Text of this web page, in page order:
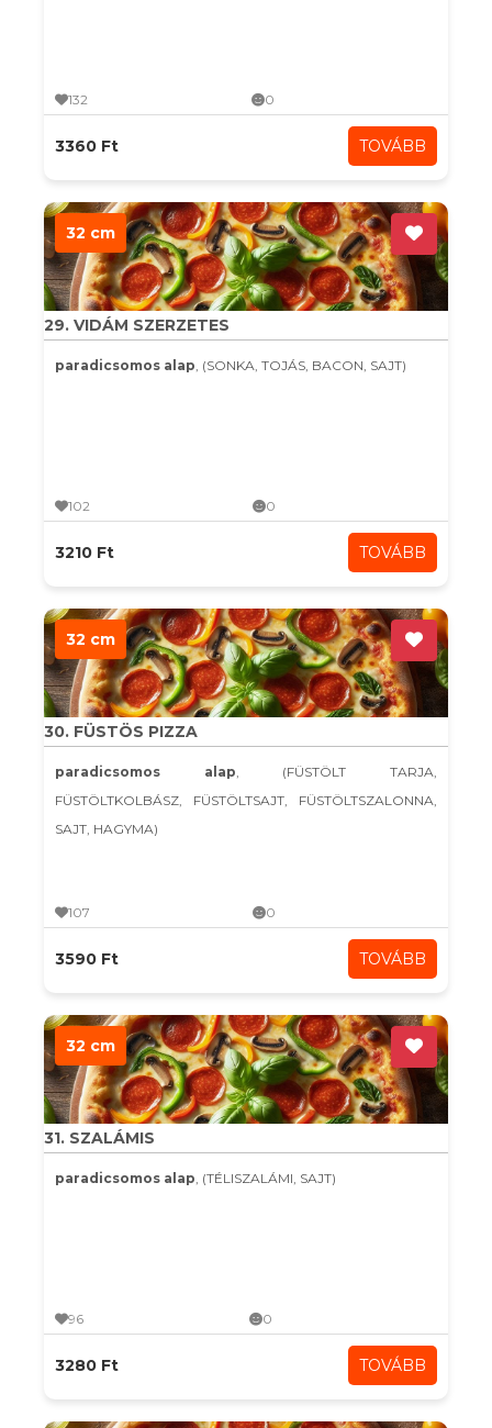
132 0
3360 Ft TOVÁBB
32 cm
29. VIDÁM SZERZETES
paradicsomos alap, (SONKA, TOJÁS, BACON, SAJT)
102 0
3210 Ft TOVÁBB
32 cm
30. FÜSTÖS PIZZA
paradicsomos alap, (FÜSTÖLT TARJA,
FÜSTÖLTKOLBÁSZ, FÜSTÖLTSAJT, FÜSTÖLTSZALONNA,
SAJT, HAGYMA)
107 0
3590 Ft TOVÁBB
32 cm
31. SZALÁMIS
paradicsomos alap, (TÉLISZALÁMI, SAJT)
96 0
3280 Ft TOVÁBB